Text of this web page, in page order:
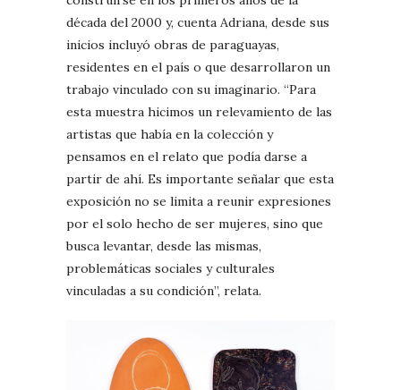
década del 2000 y, cuenta Adriana, desde sus
inicios incluyó obras de paraguayas,
residentes en el país o que desarrollaron un
trabajo vinculado con su imaginario. “Para
esta muestra hicimos un relevamiento de las
artistas que había en la colección y
pensamos en el relato que podía darse a
partir de ahí. Es importante señalar que esta
exposición no se limita a reunir expresiones
por el solo hecho de ser mujeres, sino que
busca levantar, desde las mismas,
problemáticas sociales y culturales
vinculadas a su condición”, relata.